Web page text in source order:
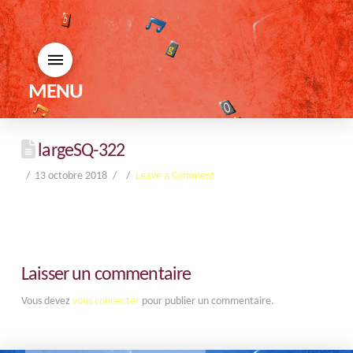
MENU
largeSQ-322
13 octobre 2018 Leave a Comment
Laisser un commentaire
Vous devez vous connecterpour publier un commentaire.